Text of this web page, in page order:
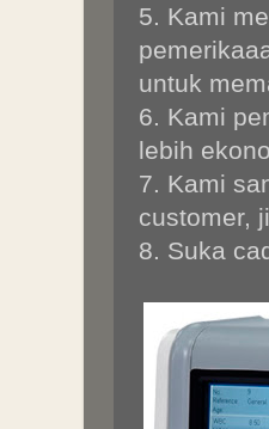
5. Kami
untuk
6. Kami
lebih
7. Kami
customer,
8. Suka